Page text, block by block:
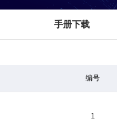
手册下载
编号
1